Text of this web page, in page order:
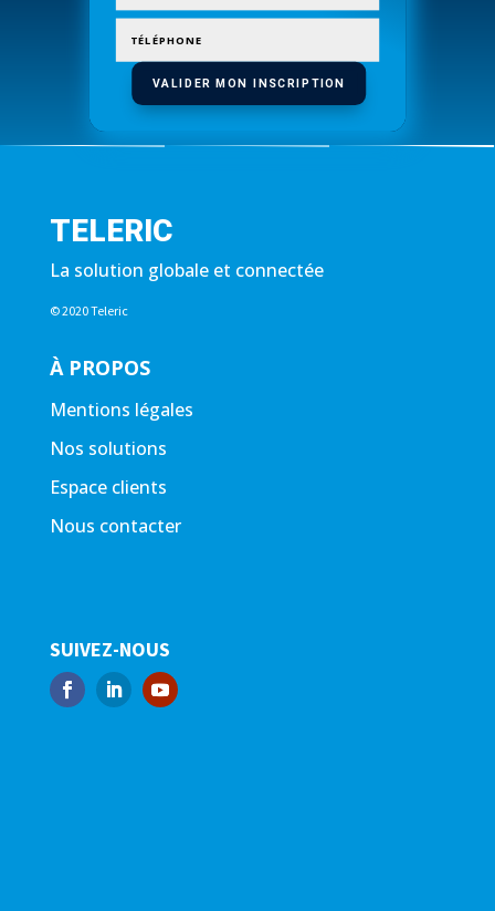
VALIDER MON INSCRIPTION
TELERIC
La solution globale et connectée
© 2020 Teleric
À PROPOS
Mentions légales
Nos solutions
Espace clients
Nous contacter
SUIVEZ-NOUS